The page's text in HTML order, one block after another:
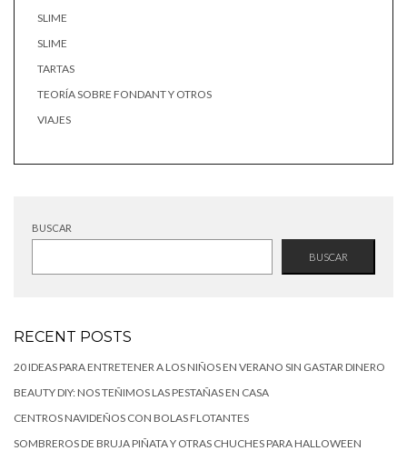
SLIME
SLIME
TARTAS
TEORÍA SOBRE FONDANT Y OTROS
VIAJES
BUSCAR
BUSCAR
RECENT POSTS
20 IDEAS PARA ENTRETENER A LOS NIÑOS EN VERANO SIN GASTAR DINERO
BEAUTY DIY: NOS TEÑIMOS LAS PESTAÑAS EN CASA
CENTROS NAVIDEÑOS CON BOLAS FLOTANTES
SOMBREROS DE BRUJA PIÑATA Y OTRAS CHUCHES PARA HALLOWEEN